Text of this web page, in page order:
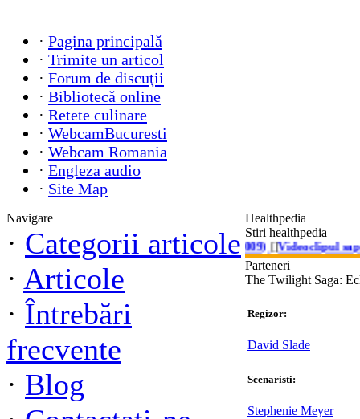
· Pagina principală
· Trimite un articol
· Forum de discuţii
· Bibliotecă online
· Retete culinare
· WebcamBucuresti
· Webcam Romania
· Engleza audio
· Site Map
Navigare
· Categorii articole
· Articole
· Întrebări
frecvente
· Blog
Healthpedia
Stiri healthpedia
How to Make Love to a Woman (2009)[]Videoclipul
Parteneri
The Twilight Saga:
Regizor:
David Slade
Scenaristi:
Stephenie Meyer